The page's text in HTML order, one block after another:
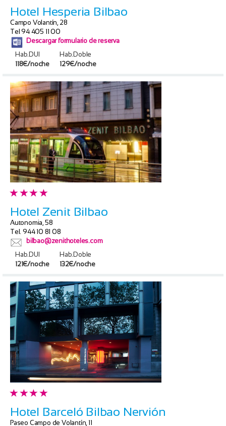
Hotel Hesperia Bilbao
Campo Volantín, 28
Tel 94 405 11 00
Descargar formulario de reserva
Hab.DUI
Hab.Doble
118€/noche
129€/noche
Hotel Zenit Bilbao
Autonomia, 58
Tel. 944 10 81 08
bilbao@zenithoteles.com
Hab.DUI
Hab.Doble
121€/noche
132€/noche
Hotel Barceló Bilbao Nervión
Paseo Campo de Volantín, 11